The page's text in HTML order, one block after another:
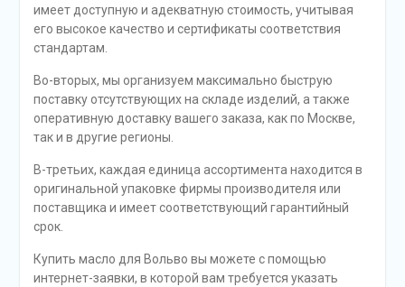
имеет доступную и адекватную стоимость, учитывая
его высокое качество и сертификаты соответствия
стандартам.
Во-вторых, мы организуем максимально быструю
поставку отсутствующих на складе изделий, а также
оперативную доставку вашего заказа, как по Москве,
так и в другие регионы.
В-третьих, каждая единица ассортимента находится в
оригинальной упаковке фирмы производителя или
поставщика и имеет соответствующий гарантийный
срок.
Купить масло для Вольво вы можете с помощью
интернет-заявки, в которой вам требуется указать